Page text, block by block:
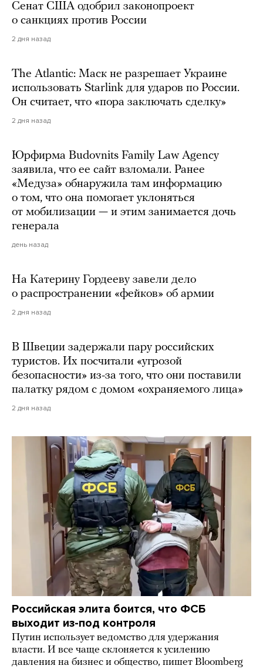
Сенат США одобрил законопроект
о санкциях против России
2 дня назад
The Atlantic: Маск не разрешает Украине
использовать Starlink для ударов по России.
Он считает, что «пора заключать сделку»
2 дня назад
Юрфирма Budovnits Family Law Agency
заявила, что ее сайт взломали. Ранее
«Медуза» обнаружила там информацию
о том, что она помогает уклоняться
от мобилизации — и этим занимается дочь
генерала
день назад
На Катерину Гордееву завели дело
о распространении «фейков» об армии
2 дня назад
В Швеции задержали пару российских
туристов. Их посчитали «угрозой
безопасности» из-за того, что они поставили
палатку рядом с домом «охраняемого лица»
2 дня назад
Российская элита боится, что ФСБ
выходит из-под контроля
Путин использует ведомство для удержания
власти. И все чаще склоняется к усилению
давления на бизнес и общество, пишет Bloomberg